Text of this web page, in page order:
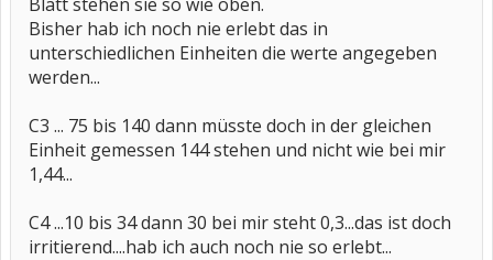
Bisher hab ich noch nie erlebt das in
unterschiedlichen Einheiten die werte angegeben
werden...
C3 ... 75 bis 140 dann müsste doch in der gleichen
Einheit gemessen 144 stehen und nicht wie bei mir
1,44...
C4 ...10 bis 34 dann 30 bei mir steht 0,3...das ist doch
irritierend....hab ich auch noch nie so erlebt...